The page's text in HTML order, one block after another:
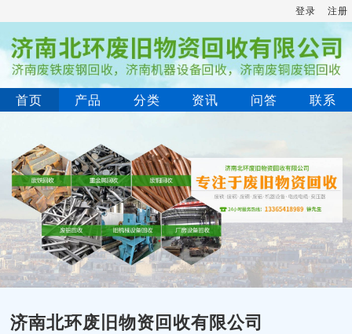
登录 注册
首页 产品 分类 资讯 问答 联系
济南北环废旧物资回收有限公司